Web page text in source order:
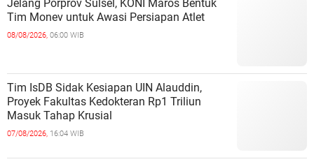
Jelang Porprov Sulsel, KONI Maros Bentuk
Tim Monev untuk Awasi Persiapan Atlet
08/08/2026, 06:00 WIB
Tim IsDB Sidak Kesiapan UIN Alauddin,
Proyek Fakultas Kedokteran Rp1 Triliun
Masuk Tahap Krusial
07/08/2026, 16:04 WIB